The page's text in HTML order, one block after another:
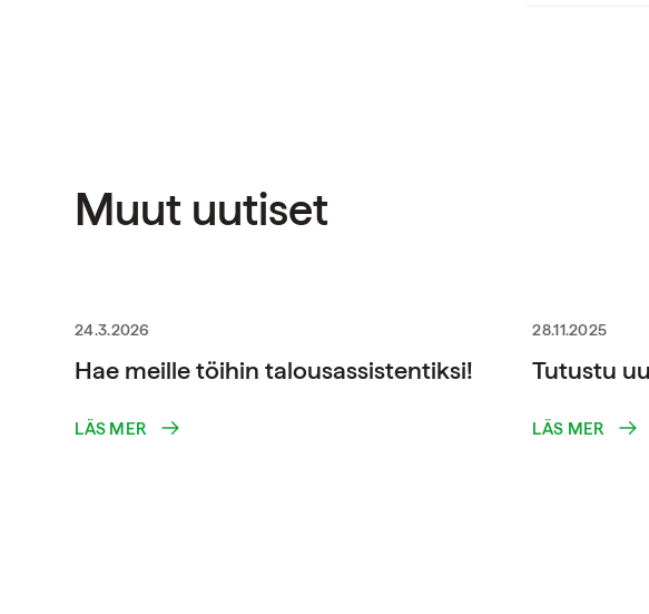
Muut uutiset
24.3.2026
Hae meille töihin talousassistentiksi!
LÄS MER
28.11.2025
Tutustu
LÄS MER